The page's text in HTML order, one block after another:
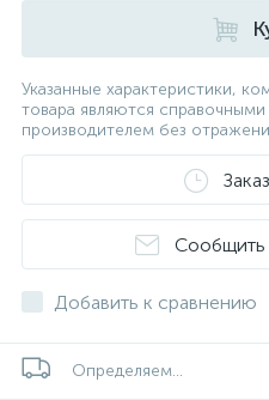
Указанные характеристики,
товара являются
производителем без
Сообщить
Добавить к сравнению
Определяем...